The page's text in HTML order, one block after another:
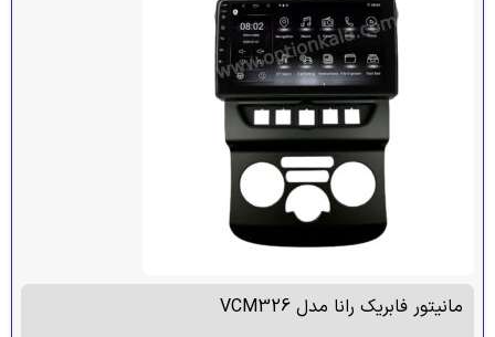
مانیتور فابریک رانا مدل VCM326